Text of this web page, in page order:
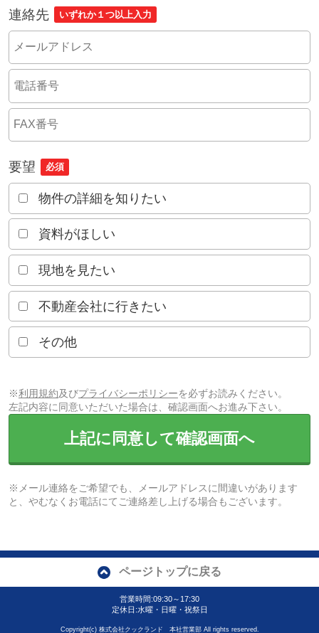
連絡先 いずれか１つ以上入力
要望 必須
物件の詳細を知りたい
資料がほしい
現地を見たい
不動産会社に行きたい
その他
※利用規約及びプライバシーポリシーを必ずお読みください。
左記内容に同意いただいた場合は、確認画面へお進み下さい。
上記に同意して確認画面へ
※メール連絡をご希望でも、メールアドレスに間違いがあります
と、やむなくお電話にてご連絡差し上げる場合もございます。
ページトップに戻る
営業時間:09:30～17:30
定休日:水曜・日曜・祝祭日
Copyright(c) 株式会社クックランド 本社営業部 All rights reserved.